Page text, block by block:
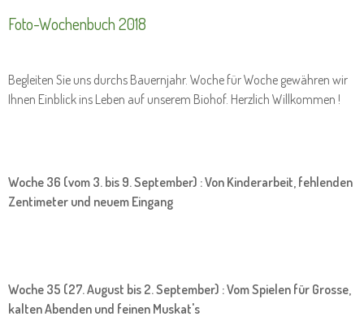
Foto-Wochenbuch 2018
Begleiten Sie uns durchs Bauernjahr. Woche für Woche gewähren wir
Ihnen Einblick ins Leben auf unserem Biohof. Herzlich Willkommen !
Woche 36 (vom 3. bis 9. September) : Von Kinderarbeit, fehlenden
Zentimeter und neuem Eingang
Woche 35 (27. August bis 2. September) : Vom Spielen für Grosse,
kalten Abenden und feinen Muskat's